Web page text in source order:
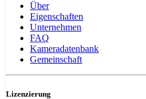
Über
Eigenschaften
Unternehmen
FAQ
Kameradatenbank
Gemeinschaft
Lizenzierung